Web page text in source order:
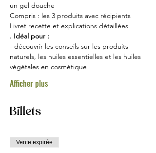
un gel douche
Compris : les 3 produits avec récipients
Livret recette et explications détaillées
. Idéal pour :
- découvrir les conseils sur les produits
naturels, les huiles essentielles et les huiles
végétales en cosmétique
Afficher plus
Billets
Vente expirée